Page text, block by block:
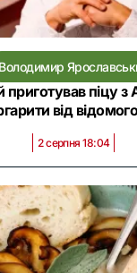
Володимир
приготував піцу
від
2 серпня 18:04